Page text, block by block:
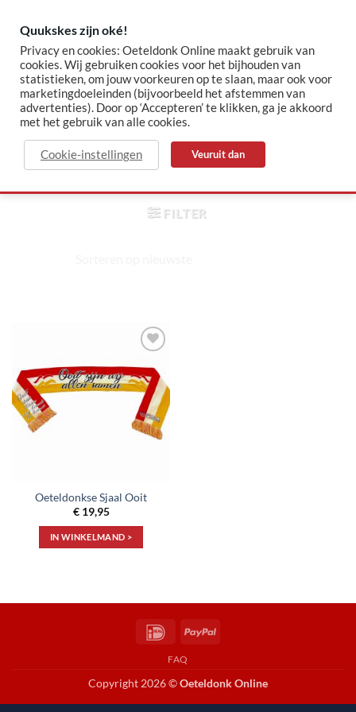
content
✓ Sinds 2015 jouw Oeteldonk-shop ✓ Veilig betalen via Mollie
oeteldonkse sjaal
HOME / PRODUCTEN GETAGGED “OETELDONKSE
FILTER
aan
verlanglijst
Oeteldonkse Sjaal Ooit
€19,95
IN WINKELMAND >
IDeal PayPal
FAQ
Copyright 2026 ©Oeteldonk Online
Quukskes zijn oké!
Privacy en cookies: Oeteldonk Online maakt gebruik van
cookies. Wij gebruiken cookies voor het bijhouden van
statistieken, om jouw voorkeuren op te slaan, maar ook voor
marketingdoeleinden (bijvoorbeeld het afstemmen van
advertenties). Door op ‘Accepteren’ te klikken, ga je akkoord
met het gebruik van alle cookies.
Cookie-instellingen Veuruit dan